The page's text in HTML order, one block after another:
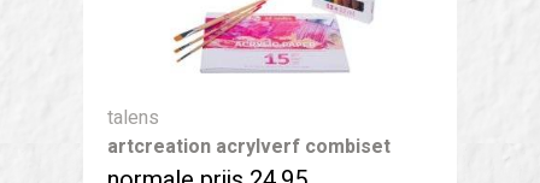
talens
artcreation acrylverf combiset